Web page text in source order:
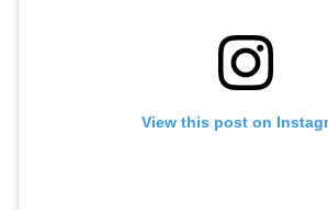
View this post on